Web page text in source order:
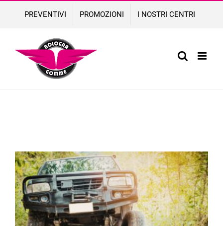
content
PREVENTIVI PROMOZIONI I NOSTRI CENTRI